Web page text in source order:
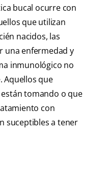
bucal ocurre con
que utilizan
nacidos, las
una enfermedad y
inmunológico no
Aquellos que
tomando o que
con
suceptibles a tener